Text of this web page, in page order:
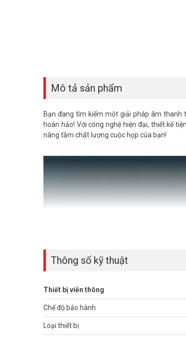
Mô tả sản phẩm
Bạn đang tìm kiếm một giải pháp âm thanh
hoàn hảo! Với công nghệ hiện đại, thiết kế
nâng tầm chất lượng cuộc họp của bạn!
Thông số kỹ thuật
Thiết bị viễn thông
Chế độ bảo hành
Loại thiết bị